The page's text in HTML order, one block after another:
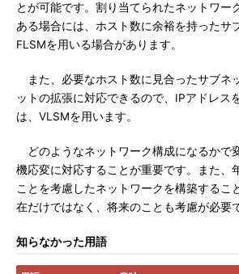
とが可能です。割り当てられたネットワー
ある場合には、ホスト数に余裕を持ったサ
FLSMを用いる場合があります。
また、必要なホスト数に見合ったサブネ
ットの拡張に対応できるので、IPアドレス
は、VLSMを用います。
どのようなネットワーク構成になるかで
機応変に対応することが重要です。また、
ことを考慮したネットワークを構築するこ
在だけではなく、将来のことも考慮が必要
知らなかった用語